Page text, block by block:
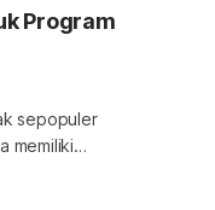
Program
sepopuler
memiliki
hamil (promil).
sebagai